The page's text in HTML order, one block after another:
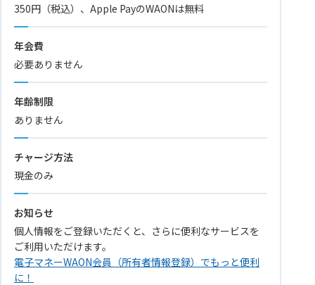
350円（税込）、Apple PayのWAONは無料
年会費
必要ありません
年齢制限
ありません
チャージ方法
現金のみ
お知らせ
個人情報をご登録いただくと、さらに便利なサービスを
ご利用いただけます。
電子マネーWAON会員（所有者情報登録）でもっと便利
に！